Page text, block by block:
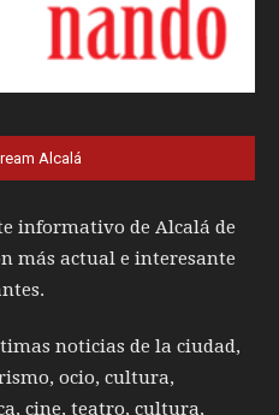
Alcalá
informativo de Alcalá de
más actual e interesante
noticias de la ciudad,
ocio, cultura,
cine, teatro, cultura,